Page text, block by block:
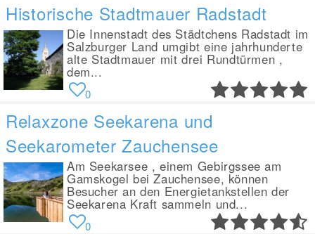
Historische Stadtmauer Radstadt
Die Innenstadt des Städtchens Radstadt im
Salzburger Land umgibt eine jahrhunderte
alte Stadtmauer mit drei Rundtürmen ,
dem...
0
Relaxzone Seekarena und
Seekarometer Zauchensee
Am Seekarsee , einem Gebirgssee am
Gamskogel bei Zauchensee, können
Besucher an den Energietankstellen der
Seekarena Kraft sammeln und...
0